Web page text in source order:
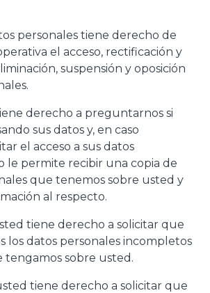
personales tiene derecho de
el acceso, rectificación y
suspensión y oposición
derecho a preguntarnos si
sus datos y, en caso
el acceso a sus datos
le permite recibir una copia de
que tenemos sobre usted y
al respecto.
tiene derecho a solicitar que
los datos personales incompletos
tengamos sobre usted.
tiene derecho a solicitar que